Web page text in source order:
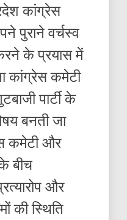
कांग्रेस
पुराने वर्चस्व
के प्रयास में
कांग्रेस कमेटी
पार्टी के
बनती जा
कमेटी और
बीच
और
की स्थिति